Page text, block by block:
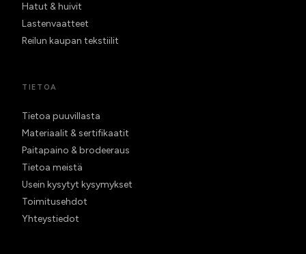
Hatut & huivit
Lastenvaatteet
Reilun kaupan tekstiilit
TIETOA
Tietoa puuvillasta
Materiaalit & sertifikaatit
Paitapaino & brodeeraus
Tietoa meistä
Usein kysytyt kysymykset
Toimitusehdot
Yhteystiedot